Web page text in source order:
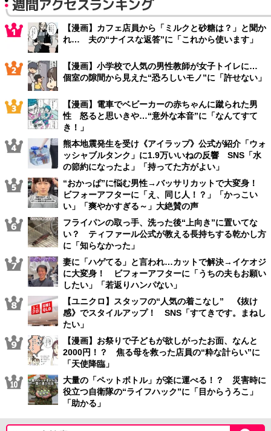
週間アクセスランキング
【漫画】カフェ店員から「ミルクと砂糖は？」と聞か
れ… 夫の“ナイスな返答”に「これから使います」
【漫画】小学校で人気の男性教師が女子トイレに…
個室の隙間から見えた“恐ろしいモノ”に「許せない」
【漫画】電車でベビーカーの赤ちゃんに蹴られた男
性 怒ると思いきや…“意外な本音”に「なんてすて
き！」
熊本地震発生を受け《アイラップ》公式が紹介「ウォ
ッシャブルタンク」に1.9万いいねの反響 SNS「水
の節約になったよ」「持ってた方がよい」
“おかっぱ”に悩む男性→バッサリカットで大変身！
ビフォーアフターに「え、同じ人！？」「かっこい
い」「爽やかすぎる～」大絶賛の声
フライパンの取っ手、洗った後“上向き”に置いてな
い？ ティファール公式が教える長持ちする乾かし方
に「知らなかった」
妻に「ハゲてる」と言われ…カットで解決→イケオジ
に大変身！ ビフォーアフターに「うちの夫もお願い
したい」「若返りハンパない」
【ユニクロ】スタッフの“人気の着こなし” 《抜け
感》でスタイルアップ！ SNS「すてきです。まねし
たい」
【漫画】お祭りで子どもが欲しがったお面、なんと
2000円！？ 焦る母を救った店員の“粋な計らい”に
「天使降臨」
大量の「ペットボトル」が楽に運べる！？ 災害時に
役立つ自衛隊の“ライフハック”に「目からうろこ」
「助かる」